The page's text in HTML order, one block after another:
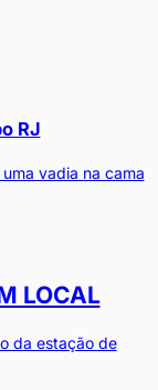
RJ
vadia na cama
LOCAL
da estação de